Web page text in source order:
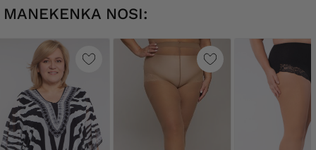
MANEKENKA NOSI: